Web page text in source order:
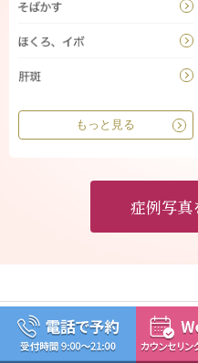
もっと見る
症例写真
当サイトは高須クリニ